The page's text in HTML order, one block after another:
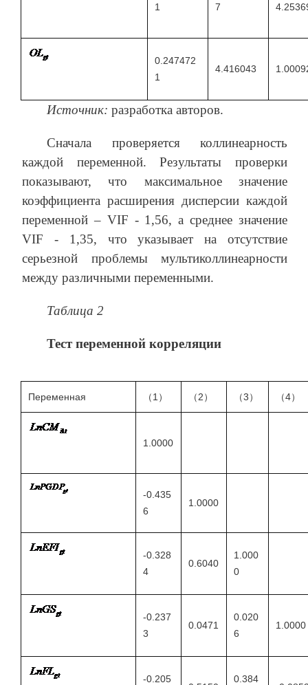
1 7
0.247472
1
4.416043
Источник: разработка авторов.
Сначала проверяется коллинеарность
каждой переменной. Результаты проверки
показывают, что максимальное значение
коэффициента расширения дисперсии каждой
переменной – VIF - 1,56, а среднее значение
VIF - 1,35, что указывает на отсутствие
серьезной проблемы мультиколлинеарности
между различными переменными.
Таблица 2
Тест переменной корреляции
Переменная （1） （2） （3） （4）
1.0000
-0.435
6
1.0000
-0.328
4
0.6040
1.000
0
-0.237
3
0.0471
0.020
6
1.0000
-0.205
0.384